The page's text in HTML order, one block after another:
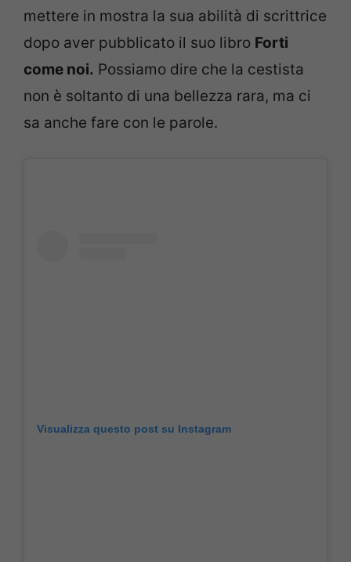
mettere in mostra la sua abilità di scrittrice
dopo aver pubblicato il suo libro Forti
come noi. Possiamo dire che la cestista
non è soltanto di una bellezza rara, ma ci
sa anche fare con le parole.
Visualizza questo post su Instagram